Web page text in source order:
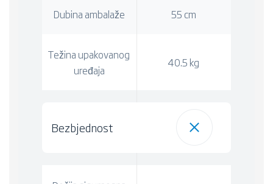
Dubina ambalaže 55 cm
Težina upakovanog
uređaja
40.5 kg
Bezbjednost